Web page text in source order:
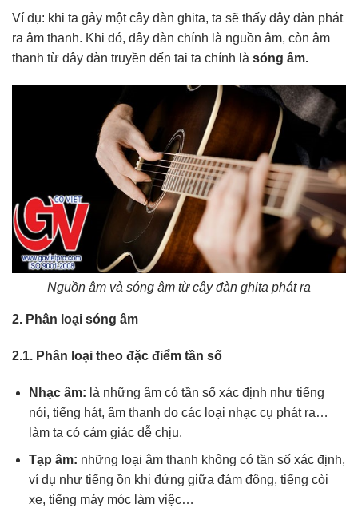
Ví dụ: khi ta gảy một cây đàn ghita, ta sẽ thấy dây đàn phát
ra âm thanh. Khi đó, dây đàn chính là nguồn âm, còn âm
thanh từ dây đàn truyền đến tai ta chính là sóng âm.
Nguồn âm và sóng âm từ cây đàn ghita phát ra
2. Phân loại sóng âm
2.1. Phân loại theo đặc điểm tần số
Nhạc âm: là những âm có tần số xác định như tiếng
nói, tiếng hát, âm thanh do các loại nhạc cụ phát ra…
làm ta có cảm giác dễ chịu.
Tạp âm: những loại âm thanh không có tần số xác định,
ví dụ như tiếng ồn khi đứng giữa đám đông, tiếng còi
xe, tiếng máy móc làm việc…